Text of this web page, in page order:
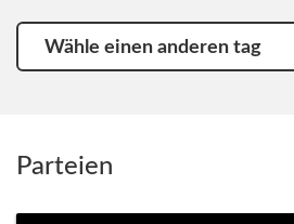
Wähle
einen
Parteien